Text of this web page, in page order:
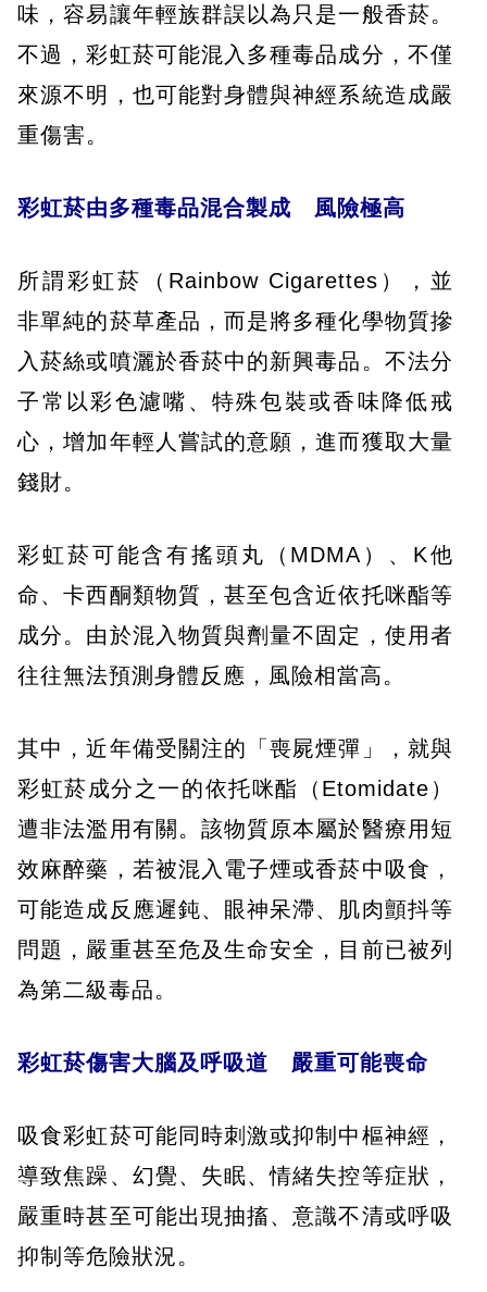
味，容易讓年輕族群誤以為只是一般香菸。
不過，彩虹菸可能混入多種毒品成分，不僅
來源不明，也可能對身體與神經系統造成嚴
重傷害。
彩虹菸由多種毒品混合製成 風險極高
所謂彩虹菸（Rainbow Cigarettes），並
非單純的菸草產品，而是將多種化學物質摻
入菸絲或噴灑於香菸中的新興毒品。不法分
子常以彩色濾嘴、特殊包裝或香味降低戒
心，增加年輕人嘗試的意願，進而獲取大量
錢財。
彩虹菸可能含有搖頭丸（MDMA）、K他
命、卡西酮類物質，甚至包含近依托咪酯等
成分。由於混入物質與劑量不固定，使用者
往往無法預測身體反應，風險相當高。
其中，近年備受關注的「喪屍煙彈」，就與
彩虹菸成分之一的依托咪酯（Etomidate）
遭非法濫用有關。該物質原本屬於醫療用短
效麻醉藥，若被混入電子煙或香菸中吸食，
可能造成反應遲鈍、眼神呆滯、肌肉顫抖等
問題，嚴重甚至危及生命安全，目前已被列
為第二級毒品。
彩虹菸傷害大腦及呼吸道 嚴重可能喪命
吸食彩虹菸可能同時刺激或抑制中樞神經，
導致焦躁、幻覺、失眠、情緒失控等症狀，
嚴重時甚至可能出現抽搐、意識不清或呼吸
抑制等危險狀況。